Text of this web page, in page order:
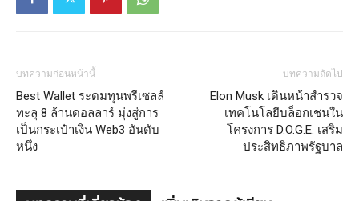
บทความก่อนหน้านี้
Best Wallet ระดมทุนพรีเซลล์
ทะลุ 8 ล้านดอลลาร์ มุ่งสู่การ
เป็นกระเป๋าเงิน Web3 อันดับ
หนึ่ง
บทความถัดไป
Elon Musk เดินหน้าสำรวจ
เทคโนโลยีบล็อกเชนใน
โครงการ D.O.G.E. เสริม
ประสิทธิภาพรัฐบาล